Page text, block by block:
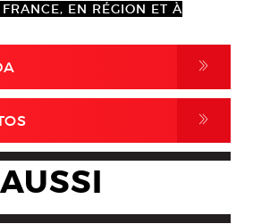
EN RÉGION ET À
,
,